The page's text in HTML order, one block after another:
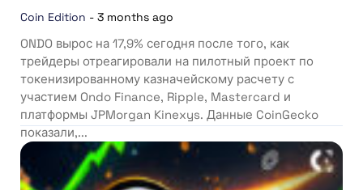
Coin Edition - 3 months ago
ONDO вырос на 17,9% сегодня после того, как
трейдеры отреагировали на пилотный проект по
токенизированному казначейскому расчету с
участием Ondo Finance, Ripple, Mastercard и
платформы JPMorgan Kinexys. Данные CoinGecko
показали,...